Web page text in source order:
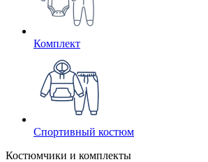
Комплект
Спортивный костюм
Костюмчики и комплекты